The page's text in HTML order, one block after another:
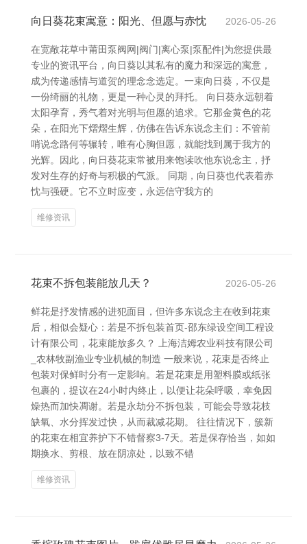
向日葵花束寓意：阳光、但愿与赤忱 2026-05-26
在宽敞花草中莆田泵阀网|阀门|离心泵|泵配件|为您提供最
专业的资讯平台，向日葵以其私有的魔力和深远的寓意，
成为传递感情与道贺的理念念选定。一束向日葵，不仅是
一份绮丽的礼物，更是一种心灵的拜托。 向日葵永远朝着
太阳孕育，秀气着对光明与但愿的追求。它那金黄色的花
朵，在阳光下熠熠生辉，仿佛在告诉东说念主们：不管前
哨说念路何等辗转，唯有心胸但愿，就能找到属于我方的
光辉。因此，向日葵花束常被用来饱读吹他东说念主，抒
发对生存的好奇与积极的气派。 同期，向日葵也代表着赤
忱与强硬。它不立时应变，永远信守我方的
维修资讯
花束不拆包装能放几天？ 2026-05-26
鲜花是抒发情感的进犯面目，但许多东说念主在收到花束
后，相似会疑心：若是不拆包装首页-邵东绿设空间工程设
计有限公司，花束能放多久？ 上海洁姆农业科技有限公司
_农林牧副渔业专业机械的制造 一般来说，花束是否终止
包装对保鲜时分有一定影响。若是花束是用塑料膜或纸张
包裹的，提议在24小时内终止，以便让花朵呼吸，幸免因
燥热而加快凋谢。若是永劫分不拆包装，可能会导致花枝
缺氧、水分挥发过快，从而裁减花期。 往往情况下，簇新
的花束在相宜养护下不错督察3-7天。若是保存恰当，如如
期换水、剪根、放在阴凉处，以致不错
维修资讯